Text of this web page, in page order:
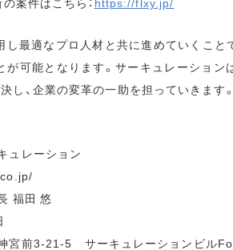
し最適なプロ人材と共に進めていくこと
可能となります。サーキュレーション
し、企業の変革の一助を担っていきます。
レーション
福田 悠
宮前3-21-5 サーキュレーションビル